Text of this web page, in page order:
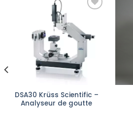
Ajouter
à la liste
d’envies
DSA30 Krüss Scientific –
Analyseur de goutte